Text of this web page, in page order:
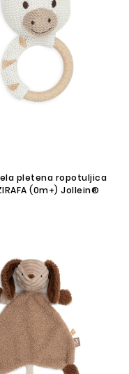
pletena ropotuljica
(0m+) Jollein®